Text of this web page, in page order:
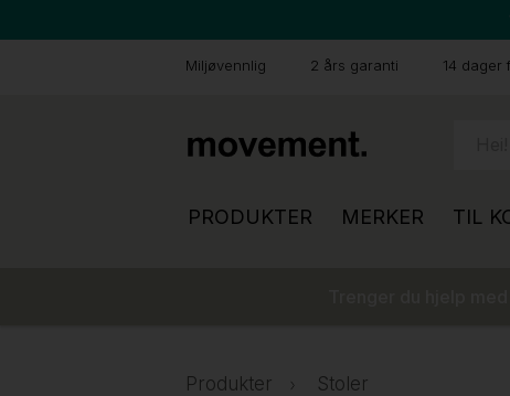
Miljøvennlig 2 års garanti 14 dager
PRODUKTER MERKER TIL
Produkter Stoler